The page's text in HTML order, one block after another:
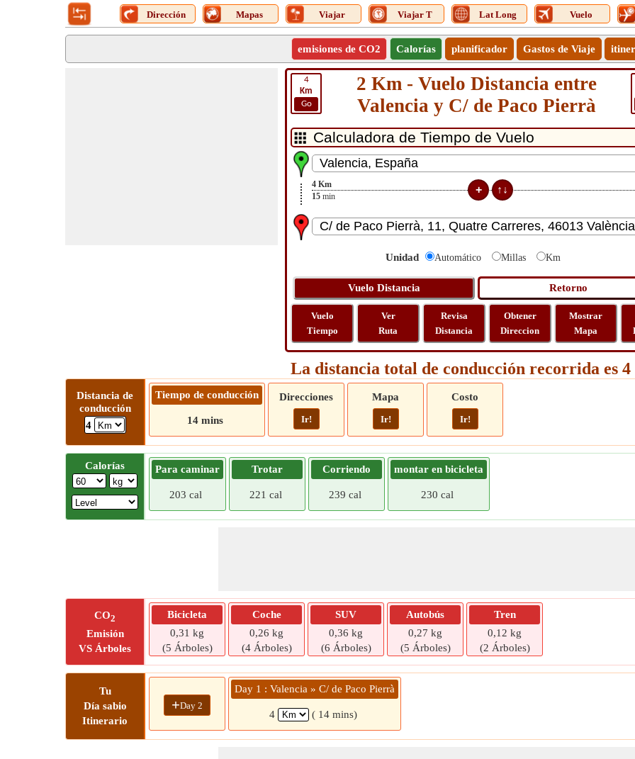
Dirección Mapas Viajar Viajar T Lat Long Vuelo
emisiones de CO2 Calorías planificador Gastos de Viaje
4
Km
Go
2 Km - Vuelo Distancia entre
Valencia y C/ de Paco Pierrà
4 Km
15 min
Unidad Automático Millas Km
Vuelo
Tiempo
Ver
Ruta
Revisa
Distancia
Obtener
Direccion
Mostrar
Mapa
La distancia total de conducción recorrida es
Distancia de
conducción
4
Tiempo de conducción
14 mins
Direcciones
Ir!
Mapa
Ir!
Costo
Ir!
Calorías Para caminar
203 cal
Trotar
221 cal
Corriendo
239 cal
montar en bicicleta
230 cal
CO2
Emisión
VS Árboles
Bicicleta
0,31 kg
(5 Árboles)
Coche
0,26 kg
(4 Árboles)
SUV
0,36 kg
(6 Árboles)
Autobús
0,27 kg
(5 Árboles)
Tren
0,12 kg
(2 Árboles)
Tu
Día sabio
Itinerario
+Day 2
Day 1 : Valencia » C/ de Paco Pierrà
4 ( 14 mins)